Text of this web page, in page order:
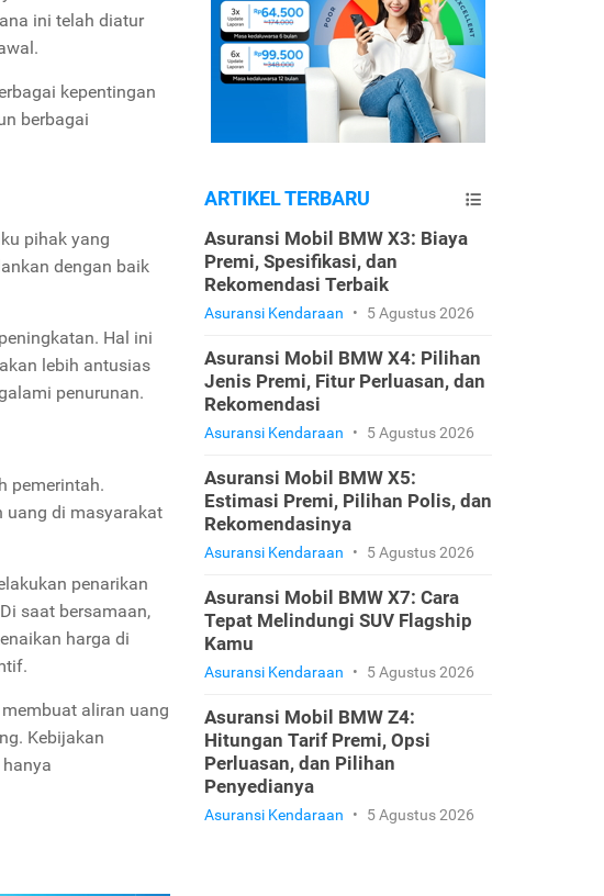
ini telah diatur
kepentingan
berbagai
pihak yang
dengan baik
Hal ini
lebih antusias
penurunan.
pemerintah.
uang di masyarakat
penarikan
saat bersamaan,
harga di
aliran uang
Kebijakan
ARTIKEL TERBARU
Asuransi Mobil BMW X3: Biaya
Premi, Spesifikasi, dan
Rekomendasi Terbaik
Asuransi Kendaraan • 5 Agustus 2026
Asuransi Mobil BMW X4: Pilihan
Jenis Premi, Fitur Perluasan, dan
Rekomendasi
Asuransi Kendaraan • 5 Agustus 2026
Asuransi Mobil BMW X5:
Estimasi Premi, Pilihan Polis, dan
Rekomendasinya
Asuransi Kendaraan • 5 Agustus 2026
Asuransi Mobil BMW X7: Cara
Tepat Melindungi SUV Flagship
Kamu
Asuransi Kendaraan • 5 Agustus 2026
Asuransi Mobil BMW Z4:
Hitungan Tarif Premi, Opsi
Perluasan, dan Pilihan
Penyedianya
Asuransi Kendaraan • 5 Agustus 2026